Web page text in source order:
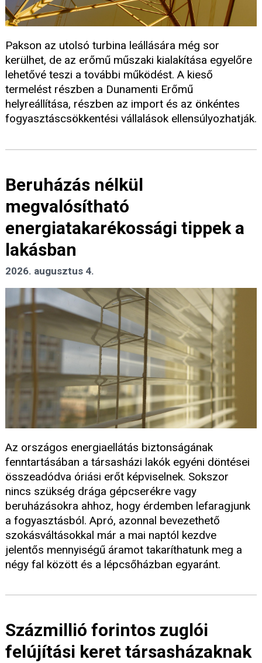
Pakson az utolsó turbina leállására még sor
kerülhet, de az erőmű műszaki kialakítása egyelőre
lehetővé teszi a további működést. A kieső
termelést részben a Dunamenti Erőmű
helyreállítása, részben az import és az önkéntes
fogyasztáscsökkentési vállalások ellensúlyozhatják.
Beruházás nélkül
megvalósítható
energiatakarékossági tippek a
lakásban
2026. augusztus 4.
Az országos energiaellátás biztonságának
fenntartásában a társasházi lakók egyéni döntései
összeadódva óriási erőt képviselnek. Sokszor
nincs szükség drága gépcserékre vagy
beruházásokra ahhoz, hogy érdemben lefaragjunk
a fogyasztásból. Apró, azonnal bevezethető
szokásváltásokkal már a mai naptól kezdve
jelentős mennyiségű áramot takaríthatunk meg a
négy fal között és a lépcsőházban egyaránt.
Százmillió forintos zuglói
felújítási keret társasházaknak